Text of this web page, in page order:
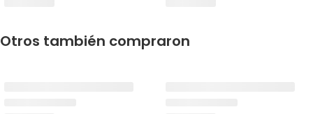
Otros también compraron